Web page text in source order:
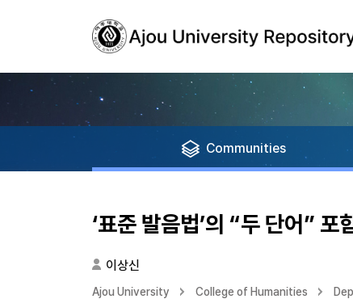
Communities
‘표준 발음법’의 “두 단어” 포
이상신
Ajou University College of Humanities